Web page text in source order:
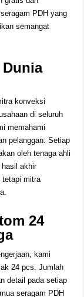
PDH yang
semangat
Dunia
konveksi
di seluruh
memahami
pelanggan. Setiap
oleh tenaga ahli
hasil akhir
tetapi mitra
24
kami
24 pcs. Jumlah
detail pada setiap
seragam PDH